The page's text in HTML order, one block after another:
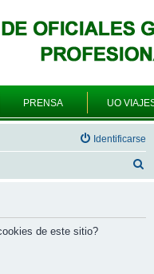
PRENSA UO
Identificarse
de este sitio?